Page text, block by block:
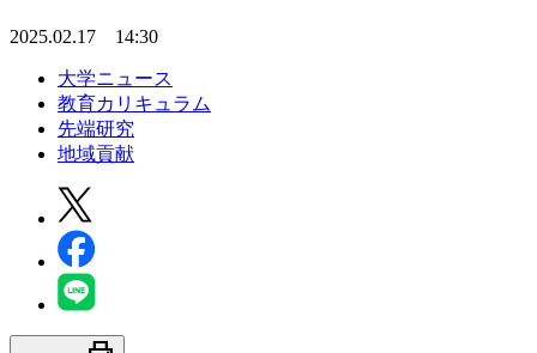
2025.02.17 14:30
大学ニュース
教育カリキュラム
先端研究
地域貢献